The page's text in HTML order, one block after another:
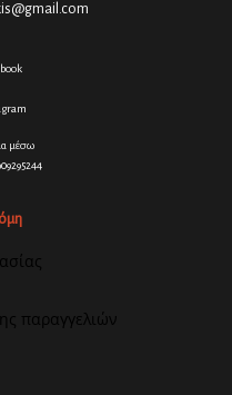
μέσω
παραγγελιών